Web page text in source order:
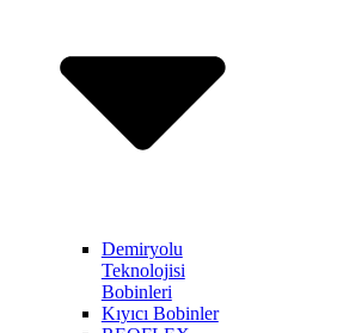
Demiryolu
Teknolojisi
Bobinleri
Kıyıcı Bobinler